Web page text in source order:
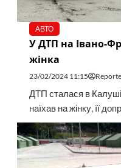
АВТО
У ДТП на Івано-
жінка
23/02/2024 11:15
ДТП сталася в
наїхав на жінку, її